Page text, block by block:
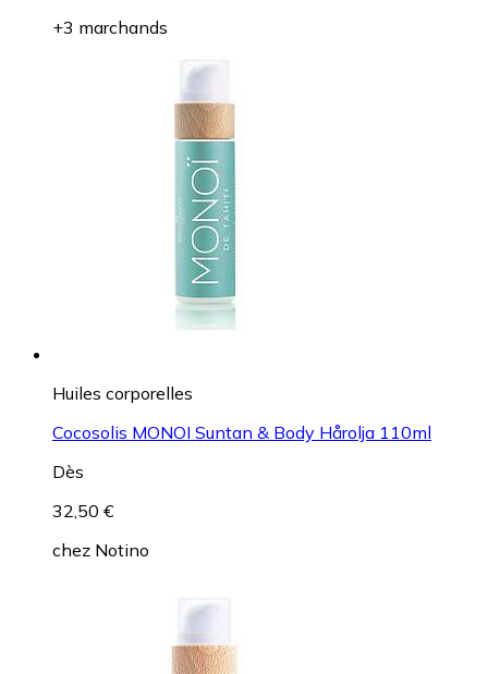
+3 marchands
Huiles corporelles
Cocosolis MONOI Suntan & Body Hårolja 110ml
Dès
32,50 €
chez Notino